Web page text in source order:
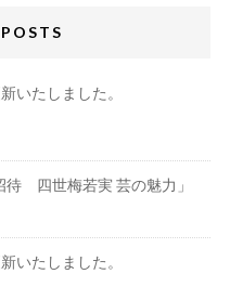
いたしました。
待 四世梅若実 芸の魅力」
いたしました。